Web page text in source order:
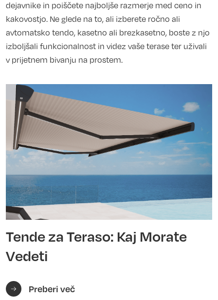
dejavnike in poiščete najboljše razmerje med ceno in
kakovostjo. Ne glede na to, ali izberete ročno ali
avtomatsko tendo, kasetno ali brezkasetno, boste z njo
izboljšali funkcionalnost in videz vaše terase ter uživali
v prijetnem bivanju na prostem.
Tende za Teraso: Kaj Morate
Vedeti
Preberi več